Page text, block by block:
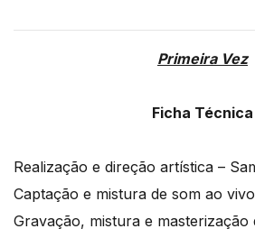
Primeira Vez
Ficha Técnica
Realização e direção artística –
Captação e mistura de som ao
Gravação, mistura e masterização